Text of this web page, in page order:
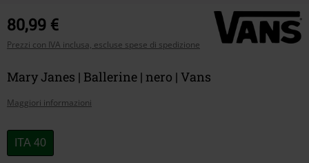
80,99 €
Prezzi con IVA inclusa, escluse spese di spedizione
Mary Janes | Ballerine | nero | Vans
Maggiori informazioni
Scegli
la
ITA 40